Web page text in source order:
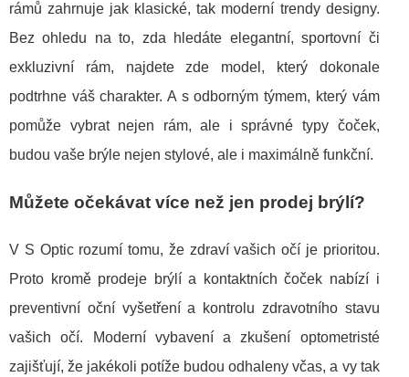
rámů zahrnuje jak klasické, tak moderní trendy designy.
Bez ohledu na to, zda hledáte elegantní, sportovní či
exkluzivní rám, najdete zde model, který dokonale
podtrhne váš charakter. A s odborným týmem, který vám
pomůže vybrat nejen rám, ale i správné typy čoček,
budou vaše brýle nejen stylové, ale i maximálně funkční.
Můžete očekávat více než jen prodej brýlí?
V S Optic rozumí tomu, že zdraví vašich očí je prioritou.
Proto kromě prodeje brýlí a kontaktních čoček nabízí i
preventivní oční vyšetření a kontrolu zdravotního stavu
vašich očí. Moderní vybavení a zkušení optometristé
zajišťují, že jakékoli potíže budou odhaleny včas, a vy tak